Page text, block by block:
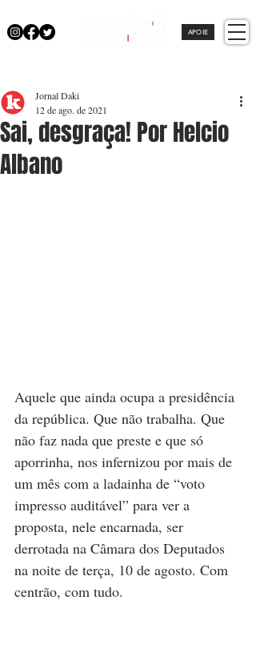
APOIE
Sai, desgraça! Por Helcio
Albano
Jornal Daki
12 de ago. de 2021
Aquele que ainda ocupa a presidência
da república. Que não trabalha. Que
não faz nada que preste e que só
aporrinha, nos infernizou por mais de
um mês com a ladainha de “voto
impresso auditável” para ver a
proposta, nele encarnada, ser
derrotada na Câmara dos Deputados
na noite de terça, 10 de agosto. Com
centrão, com tudo.